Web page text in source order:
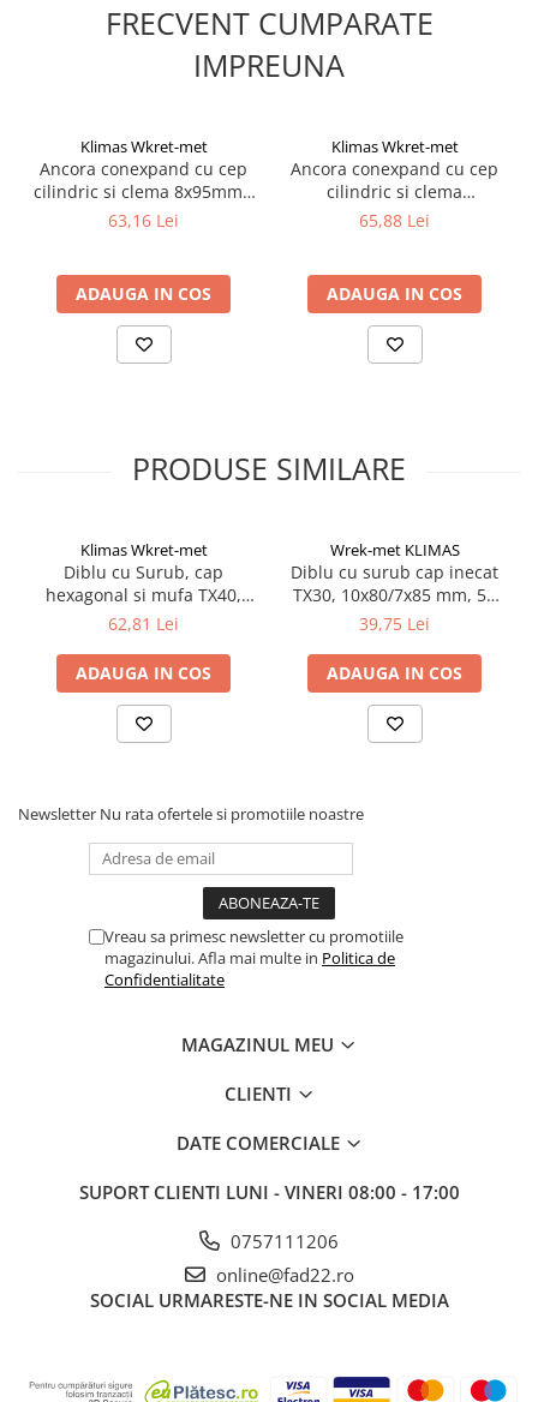
Tencuieli decorative si vopsele
Vopsele speciale si spray vopsea
zugravit
Unelte pentru gresie si faianta
Placi ondulate si accesorii
Folii acoperis
Intrerupatoare
Banda izolatoare
Cablu si tubulatura
Corpuri si surse de iluminat
Becuri si tuburi LED
Curte si gradina
Garduri metalice
Utilaje pentru gradina
Aparate de spalat cu presiune
Aspiratoar, suflante si
pulverizatoare
Masini de tuns iarba, trimmere si
Furtunuri si conectori
Scari aluminiu / otel
Solutii curatare
Echipamente de protectie si
Manusi
FRECVENT CUMPARATE
IMPREUNA
Klimas Wkret-met
Ancora conexpand cu cep
cilindric si clema 8x95mm -
50 buc/cutie - LE-ZN-08095,
63,16 Lei
ADAUGA IN COS
Klimas Wkret-met
Ancora conexpand cu cep
cilindric si clema
10x135mm - 25 buc/cutie -
65,88 Lei
ADAUGA IN COS
PRODUSE SIMILARE
Klimas Wkret-met
Diblu cu Surub, cap
hexagonal si mufa TX40,
10x180/7x185mm - 25
10180K, Klimas Wkret-met
62,81 Lei
ADAUGA IN COS
Wrek-met KLIMAS
Diblu cu surub cap inecat
TX30, 10x80/7x85 mm, 50
buc/cutie - KLIMAS Wrek-
39,75 Lei
ADAUGA IN COS
Newsletter Nu rata ofertele si promotiile noastre
Vreau sa primesc newsletter cu promotiile
magazinului. Afla mai multe in Politica de
Confidentialitate
MAGAZINUL MEU
CLIENTI
DATE COMERCIALE
SUPORT CLIENTI LUNI - VINERI 08:00 - 17:00
0757111206
online@fad22.ro
SOCIAL URMARESTE-NE IN SOCIAL MEDIA